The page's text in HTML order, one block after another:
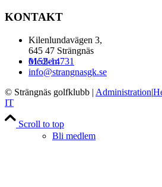
Medlem
Bli medlem
KONTAKT
Kilenlundavägen 3,
645 47 Strängnäs
0152-14731
info@strangnasgk.se
© Strängnäs golfklubb | Administration|
IT
Scroll to top